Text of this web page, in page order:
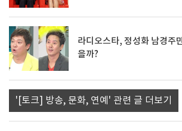
라디오스타, 정성화 남경주
을까?
'[토크] 방송, 문화, 연예' 관련 글 더보기